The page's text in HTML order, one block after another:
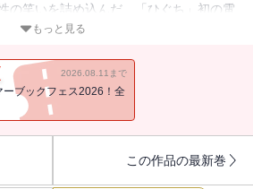
の笑いを詰め込んだ、「ひぐち」初の電
もっと見る
2026.08.11まで
ーブックフェス2026！全
この作品の最新巻